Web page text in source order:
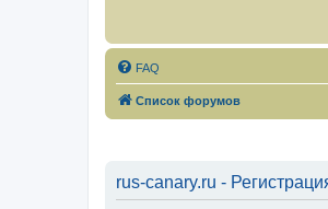
FAQ
Список форумов
rus-canary.ru -